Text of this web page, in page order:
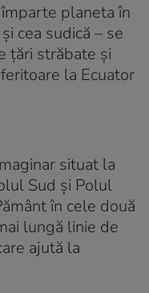
planeta în
cea sudică – se
țări străbate și
la Ecuator
situat la
Sud și Polul
în cele două
lungă linie de
ajută la